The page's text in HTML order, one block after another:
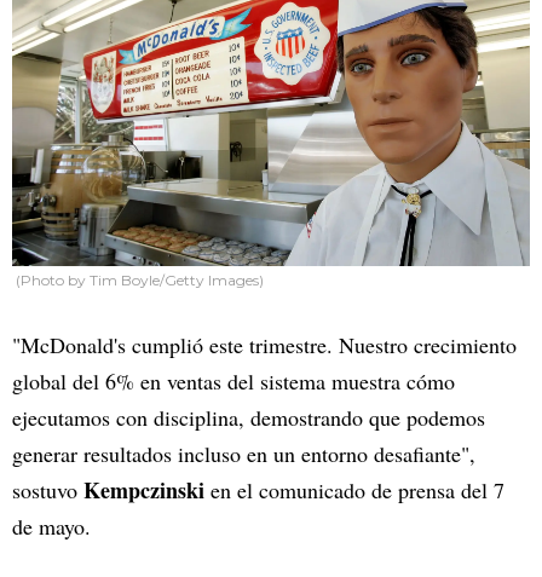
(Photo by Tim Boyle/Getty Images)
"McDonald's cumplió este trimestre. Nuestro crecimiento
global del 6% en ventas del sistema muestra cómo
ejecutamos con disciplina, demostrando que podemos
generar resultados incluso en un entorno desafiante",
sostuvo Kempczinski en el comunicado de prensa del 7
de mayo.